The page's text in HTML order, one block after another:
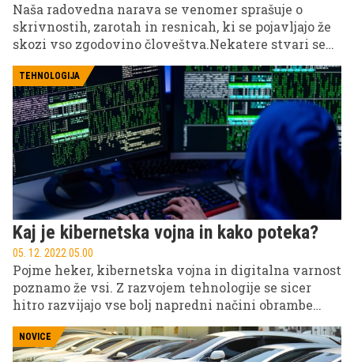
Naša radovedna narava se venomer sprašuje o
skrivnostih, zarotah in resnicah, ki se pojavljajo že
skozi vso zgodovino človeštva.Nekatere stvari se
sčasoma razkrivajo in dobivajo svoje epiloge, druge
pa so še vedno zavite v tančico skrivnosti. Kdo je
bil Jack Razparač? Je Adolf Hitler res storil
samomor? Kaj pa skrivnostno območje 51? Zbrali
smo nekaj največjih svetovnih skrivnosti, na katere
verjetno ne bomo nikoli imeli odgovorov.
TEHNOLOGIJA
Kaj je kibernetska vojna in kako poteka?
05. 12. 2022 05.00
Pojme heker, kibernetska vojna in digitalna varnost
poznamo že vsi. Z razvojem tehnologije se sicer
hitro razvijajo vse bolj napredni načini obrambe
razvoja sledijo tudi slednji, ki z vse bolj
premišljenimi in naprednimi kibernetskimi napadi
NOVICE